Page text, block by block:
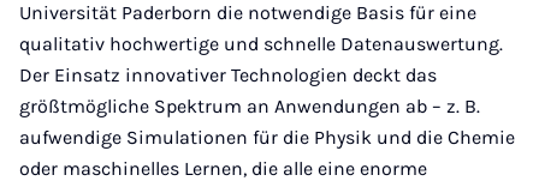
Universität Paderborn die notwendige Basis für eine
qualitativ hochwertige und schnelle Datenauswertung.
Der Einsatz innovativer Technologien deckt das
größtmögliche Spektrum an Anwendungen ab – z. B.
aufwendige Simulationen für die Physik und die Chemie
oder maschinelles Lernen, die alle eine enorme